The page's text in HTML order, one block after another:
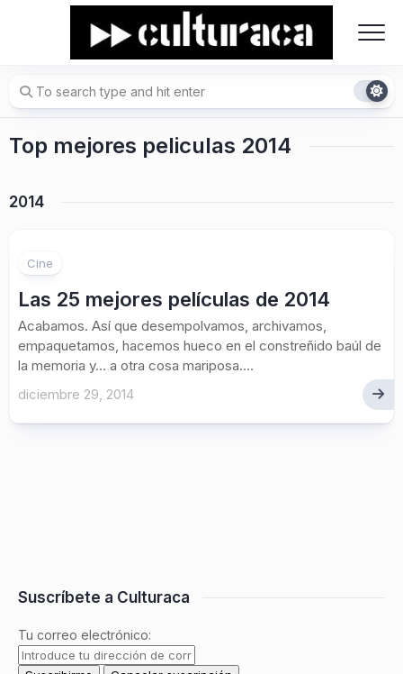
Top mejores peliculas 2014
2014
Cine
Las 25 mejores películas de 2014
Acabamos. Así que desempolvamos, archivamos,
empaquetamos, hacemos hueco en el constreñido baúl de
la memoria y… a otra cosa mariposa....
diciembre 29, 2014
Suscríbete a Culturaca
Tu correo electrónico: